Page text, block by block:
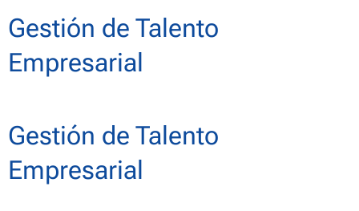
Gestión de Talento
Empresarial
Gestión de Talento
Empresarial